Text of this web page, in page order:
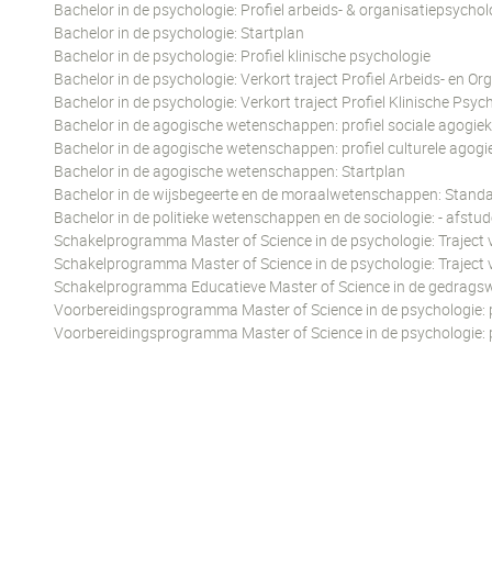
Bachelor in de psychologie: Profiel arbeids- &
Bachelor in de psychologie: Startplan
Bachelor in de psychologie: Profiel klinische psychologie
Bachelor in de psychologie: Verkort traject Profiel Arbeids- en
Bachelor in de psychologie: Verkort traject Profiel Klinische
Bachelor in de agogische wetenschappen: profiel sociale agogiek
Bachelor in de agogische wetenschappen: profiel culturele
Bachelor in de agogische wetenschappen: Startplan
Bachelor in de wijsbegeerte en de moraalwetenschappen:
Bachelor in de politieke wetenschappen en de sociologie: -
Schakelprogramma Master of Science in de psychologie:
Schakelprogramma Master of Science in de psychologie:
Schakelprogramma Educatieve Master of Science in de
Voorbereidingsprogramma Master of Science in de
Voorbereidingsprogramma Master of Science in de